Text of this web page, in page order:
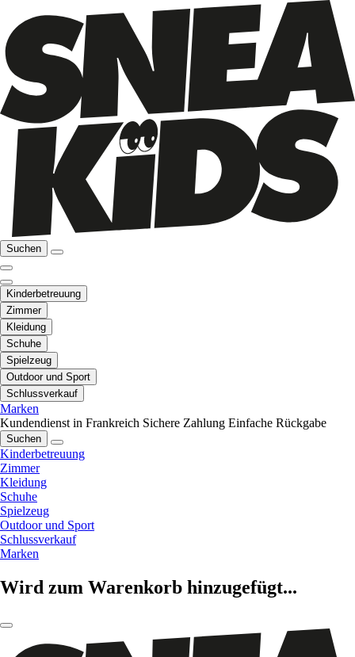
Suchen
Kinderbetreuung
Zimmer
Kleidung
Schuhe
Spielzeug
Outdoor und Sport
Schlussverkauf
Marken
Kundendienst in Frankreich Sichere Zahlung Einfache Rückgabe
Suchen
Kinderbetreuung
Zimmer
Kleidung
Schuhe
Spielzeug
Outdoor und Sport
Schlussverkauf
Marken
Wird zum Warenkorb hinzugefügt...